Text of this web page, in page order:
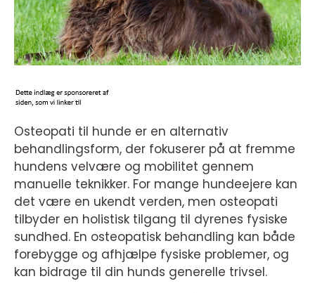
Osteopati til hunde er en alternativ
behandlingsform, der fokuserer på at fremme
hundens velvære og mobilitet gennem
manuelle teknikker. For mange hundeejere kan
det være en ukendt verden, men osteopati
tilbyder en holistisk tilgang til dyrenes fysiske
sundhed. En osteopatisk behandling kan både
forebygge og afhjælpe fysiske problemer, og
kan bidrage til din hunds generelle trivsel.